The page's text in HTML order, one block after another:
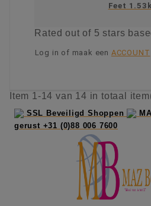
Feet
Ratedout of 5 stars
Log in of maak een ACCOUNT
Item 1-14 van 14 in totaal
SSL Beveiligd Shoppen
gerust +31 (0)88 006 7600